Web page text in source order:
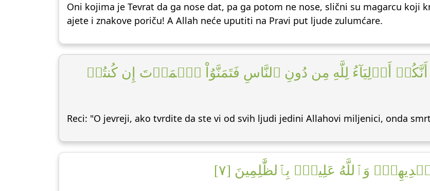
Oni kojima je Tevrat da ga nose dat, pa ga potom ne nose, slični su magarcu koji
ajete i znakove poriču! A Allah neće uputiti na Pravi put ljude zulumćare.
أَنَّكُمۡ أَوۡلِيَآءُ لِلَّهِ مِن دُونِ ٱلنَّاسِ فَتَمَنَّوُاْ ٱلۡمَوۡتَ إِن كُنتُمۡ
Reci: "O jevreji, ako tvrdite da ste vi od svih ljudi jedini Allahovi miljenici, onda
وَٱللَّهُ عَلِيمُۢ بِٱلظَّٰلِمِينَ [٧]